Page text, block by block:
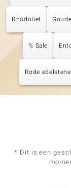
Rhodoliet
% Sale
Rode
* Dit is een